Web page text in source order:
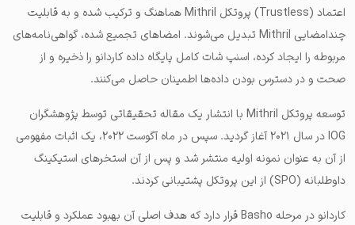
اعتماد (Trustless) پروتکل Mithril هماهنگ و ترکیب شده و به قابلیت
چندامضایی Mithril تبدیل می‌شوند. امضاهای تجمیع شده، گواهی‌نامه‌های
مربوطه را ایجاد کرده، اسنپ شات کامل پایگاه داده کاردانو را ذخیره و از
صحت و در دسترس بودن داده‌ها اطمینان حاصل می‌کنند.
توسعه پروتکل Mithril با انتشار یک مقاله تحقیقاتی توسط پژوهشگران
IOG در سال ۲۰۲۱ آغاز گردید. سپس در ماه آگوست ۲۰۲۲، یک اثبات مفهومی
از آن به‌ عنوان نمونه اولیه منتشر شد و پس از آن استخرهای استیکینگ
داوطلبانه (SPO) از این پروتکل پشتیبانی کردند.
کاردانو در مرحله Basho قرار دارد که هدف اصلی آن بهبود عملکرد و قابلیت